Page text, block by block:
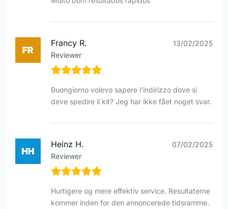
Francy R.
Reviewer
13/02/2025
Buongiorno volevo sapere l'indirizzo dove si
deve spedire il kit? Jeg har ikke fået noget svar.
Heinz H.
Reviewer
07/02/2025
Hurtigere og mere effektiv service. Resultaterne
kommer inden for den annoncerede tidsramme.